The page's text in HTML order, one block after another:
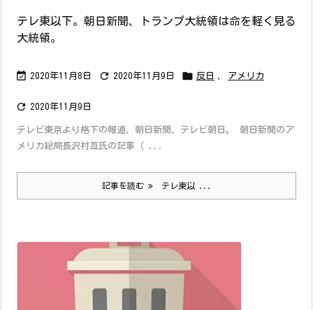
テレ東以下。朝日新聞、トランプ大統領は命を軽く見る
大統領。
 2020年11月8日  2020年11月9日  反日 , アメリカ
 2020年11月9日
テレビ東京より格下の報道、朝日新聞、テレビ朝日。 朝日新聞のア
メリカ総局長沢村亙氏の記事（ ...
記事を読む テレ東以 ...